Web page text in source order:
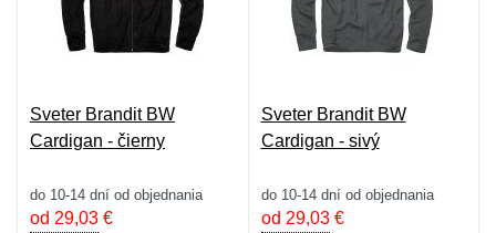
Sveter Brandit BW
Cardigan - čierny
do 10-14 dní od objednania
od 29,03 €
Sveter Brandit BW
Cardigan - sivý
do 10-14 dní od objednania
od 29,03€